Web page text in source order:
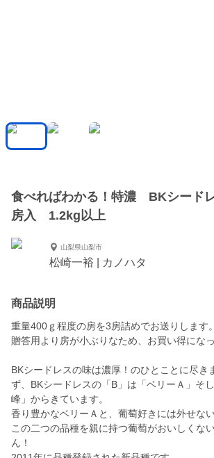
食べればわかる！特濃 BKシード
房入 1.2kg以上
山梨県山梨市
松崎一裕 | カノハタ
商品説明
重量400ｇ程度の房を3房詰めでお送りします。
贈答用より房が小ぶりなため、お買い得になっ
BKシードレスの味は濃厚！のひとことに尽き
ず、BKシードレスの「B」は「ベリーＡ」そ
峰」からきています。
香り豊かなベリーＡと、葡萄好きには外せな
この二つの品種を親に持つ葡萄がおいしくな
ん！